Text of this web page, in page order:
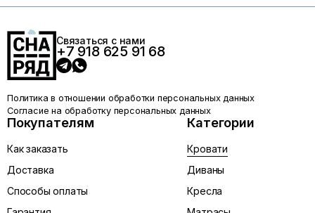
Связаться с нами
+7 918 625 91 68
Политика в отношении обработки персональных данных
Согласие на обработку персональных данных
Покупателям
Как заказать
Доставка
Способы оплаты
Категории
Кровати
Диваны
Кресла